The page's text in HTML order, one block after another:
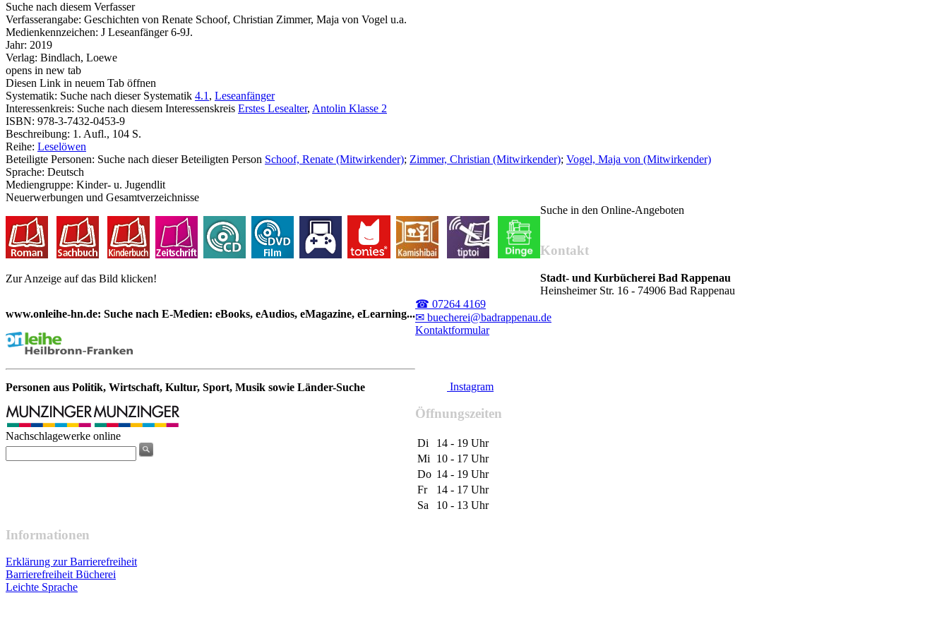
Suche nach diesem Verfasser
Verfasserangabe: Geschichten von Renate Schoof, Christian Zimmer, Maja von Vogel u.a.
Medienkennzeichen: J Leseanfänger 6-9J.
Jahr: 2019
Verlag: Bindlach, Loewe
opens in new tab
Diesen Link in neuem Tab öffnen
Systematik: Suche nach dieser Systematik 4.1 , Leseanfänger
Interessenkreis: Suche nach diesem Interessenskreis Erstes Lesealter, Antolin Klasse 2
ISBN: 978-3-7432-0453-9
Beschreibung: 1. Aufl., 104 S.
Reihe: Leselöwen
Beteiligte Personen: Suche nach dieser Beteiligten Person Schoof, Renate (Mitwirkender); Zimmer, Christian (Mitwirkender); Vogel, Maja von (Mitwirkender)
Sprache: Deutsch
Mediengruppe: Kinder- u. Jugendlit
Neuerwerbungen und Gesamtverzeichnisse
Zur Anzeige auf das Bild klicken!
Suche in den Online-Angeboten
www.onleihe-hn.de: Suche nach E-Medien: eBooks, eAudios, eMagazine, eLearning...
Personen aus Politik, Wirtschaft, Kultur, Sport, Musik sowie Länder-Suche
Nachschlagewerke online
Kontakt
Stadt- und Kurbücherei Bad Rappenau
Heinsheimer Str. 16 - 74906 Bad Rappenau
☎ 07264 4169
✉ buecherei@badrappenau.de
Kontaktformular
Instagram
Öffnungszeiten
Di
14 - 19 Uhr
Mi
10 - 17 Uhr
Do 14 - 19 Uhr
Fr
14 - 17 Uhr
Sa
10 - 13 Uhr
Informationen
Erklärung zur Barrierefreiheit
Barrierefreiheit Bücherei
Leichte Sprache